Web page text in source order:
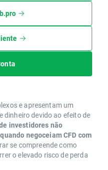
e apresentam um
dinheiro devido ao efeito de
investidores não
negoceiam CFD com
se compreende como
o elevado risco de perda